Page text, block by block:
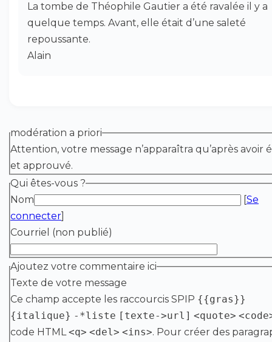
La tombe de Théophile Gautier a été ravalée il y a
quelque temps. Avant, elle était d’une saleté
repoussante.
Alain
modération a priori
Attention, votre message n’apparaîtra qu’après avoir
et approuvé.
Qui êtes-vous ?
Nom
[Se
connecter]
Courriel (non publié)
Ajoutez votre commentaire ici
Texte de votre message
Ce champ accepte les raccourcis SPIP {{gras}}
{italique} -*liste [texte->url] <quote>
code HTML<q> <del> <ins>. Pour créer des